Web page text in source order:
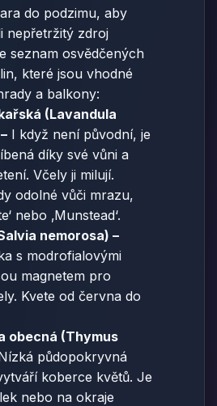
do podzimu, aby
nepřetržitý zdroj
seznam osvědčených
které jsou vhodné
a balkony:
(Lavandula
I když není původní, je
díky své vůni a
Včely ji milují.
odolné vůči mrazu,
nebo ‚Munstead‘.
nemorosa) –
s modrofialovými
magnetem pro
Kvete od června do
obecná (Thymus
půdopokryvná
koberce květů. Je
nebo na okraje